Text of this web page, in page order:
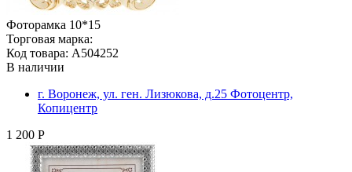
Фоторамка 10*15
Торговая марка:
Код товара: A504252
В наличии
г. Воронеж, ул. ген. Лизюкова, д.25 Фотоцентр,
Копицентр
1 200 Р